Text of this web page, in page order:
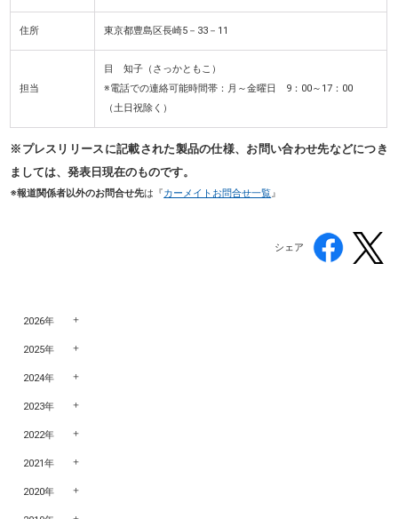
住所 東京都豊島区長崎5－33－11
担当
目 知子（さっかともこ）
※電話での連絡可能時間帯：月～金曜日 9：00～17：00
（土日祝除く）
※プレスリリースに記載された製品の仕様、お問い合わせ先などにつき
ましては、発表日現在のものです。
※報道関係者以外のお問合せ先は『カーメイトお問合せ一覧』
シェア
2026年
2025年
2024年
2023年
2022年
2021年
2020年